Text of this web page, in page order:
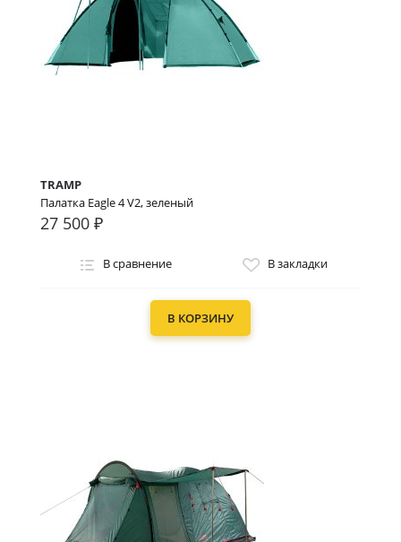
TRAMP
Палатка Eagle 4 V2, зеленый
27 500 ₽
В сравнение В закладки
В КОРЗИНУ